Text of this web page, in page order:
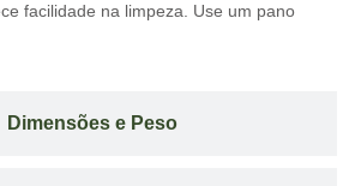
Dimensões e Peso
facilidade na limpeza. Use um pano